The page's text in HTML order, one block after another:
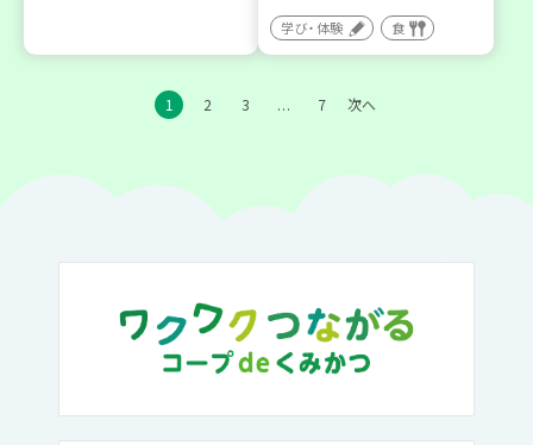
学び・体験 食
1 2 3 … 7 次へ